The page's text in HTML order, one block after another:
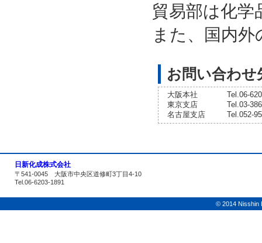
貿易部は化学
また、国内
お問い合わせ
大阪本社
Tel.06-
東京支店
Tel.03-
名古屋支店
Tel.052-
日新化成株式会社
〒541-0045 大阪市中央区道修町3丁目4-10
Tel.06-6203-1891
© 2014 Nisshin